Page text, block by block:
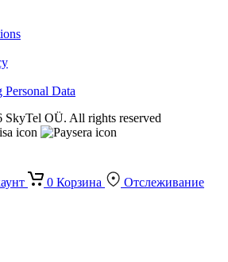
Data
OÜ. All rights reserved
0 Корзина
Отслеживание